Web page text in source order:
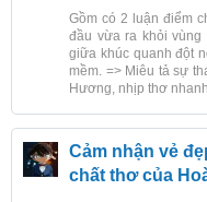
Gồm có 2 luận điểm
đầu vừa ra khỏi vùng
giữa khúc quanh đột
mềm. => Miêu tả sự
Hương, nhịp thơ
Cảm nhận vẻ
chất thơ của